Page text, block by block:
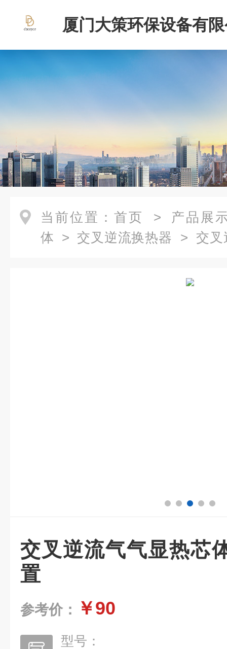
厦门大策环保设备有
当前位置： 首页 > 产品展
体 > 交叉逆流换热器 > 交叉
交叉逆流气气显热芯
置
参考价： ￥90
型号：